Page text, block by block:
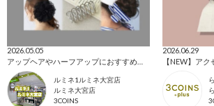
2026.05.05
ルミネ1ルミネ大宮店
ルミネ大宮店
3COINS
2026.06.29